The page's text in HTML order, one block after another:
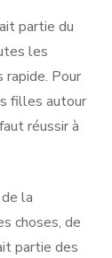
partie du
les
rapide. Pour
filles autour
réussir à
la
choses, de
partie des